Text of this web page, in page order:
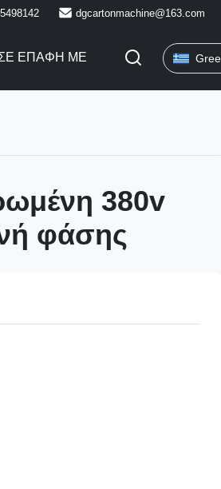
dgcartonmachine@163.com
ΕΠΑΦΉ ΜΕ
380v
φάσης